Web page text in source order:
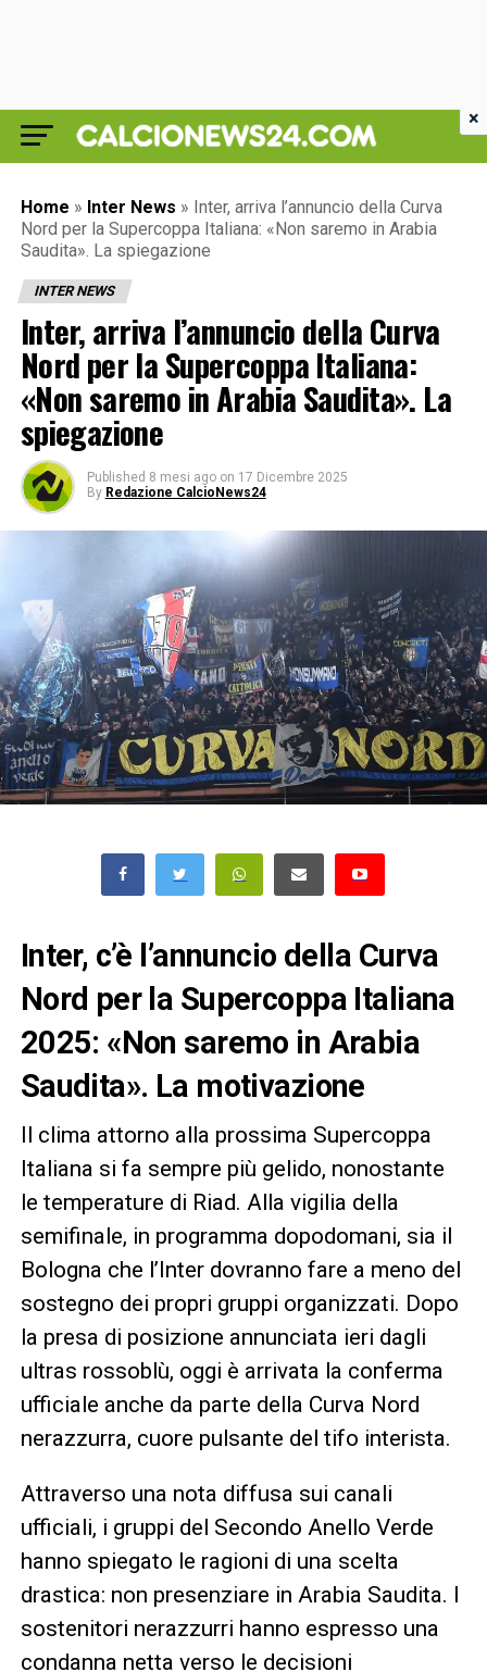
Home » Inter News » Inter, arriva l’annuncio della Curva
Nord per la Supercoppa Italiana: «Non saremo in Arabia
Saudita». La spiegazione
INTER NEWS
Inter, arriva l’annuncio della Curva
Nord per la Supercoppa Italiana:
«Non saremo in Arabia Saudita». La
spiegazione
Published 8 mesi ago on 17 Dicembre 2025
By Redazione CalcioNews24
Inter, c’è l’annuncio della Curva
Nord per la Supercoppa Italiana
2025: «Non saremo in Arabia
Saudita». La motivazione
Il clima attorno alla prossima Supercoppa
Italiana si fa sempre più gelido, nonostante
le temperature di Riad. Alla vigilia della
semifinale, in programma dopodomani, sia il
Bologna che l’Inter dovranno fare a meno del
sostegno dei propri gruppi organizzati. Dopo
la presa di posizione annunciata ieri dagli
ultras rossoblù, oggi è arrivata la conferma
ufficiale anche da parte della Curva Nord
nerazzurra, cuore pulsante del tifo interista.
Attraverso una nota diffusa sui canali
ufficiali, i gruppi del Secondo Anello Verde
hanno spiegato le ragioni di una scelta
drastica: non presenziare in Arabia Saudita. I
sostenitori nerazzurri hanno espresso una
condanna netta verso le decisioni
×